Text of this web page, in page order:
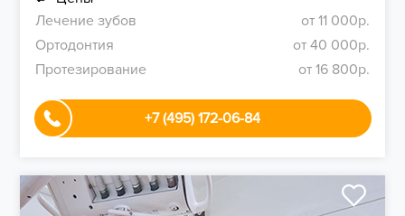
Лечение зубов
от 11 000р.
Ортодонтия
от 40 000р.
Протезирование
от 16 800р.
+7 (495) 172-06-84